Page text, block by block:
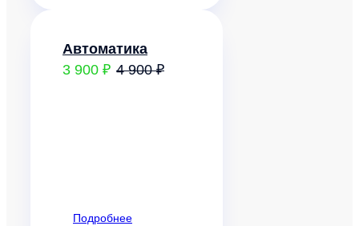
Автоматика
3 900 ₽ 4 900 ₽
Подробнее